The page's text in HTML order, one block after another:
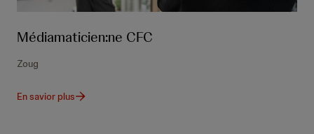
Médiamaticien:ne CFC
Zoug
En savior plus